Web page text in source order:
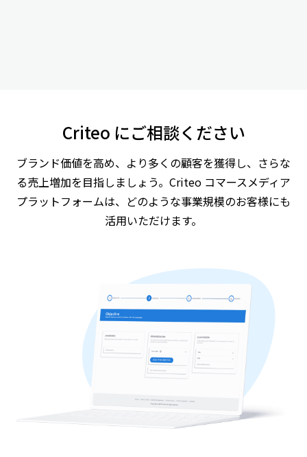
Criteo にご相談ください
ブランド価値を高め、より多くの顧客を獲得し、さらな
る売上増加を目指しましょう。Criteo コマースメディア
プラットフォームは、どのような事業規模のお客様にも
活用いただけます。